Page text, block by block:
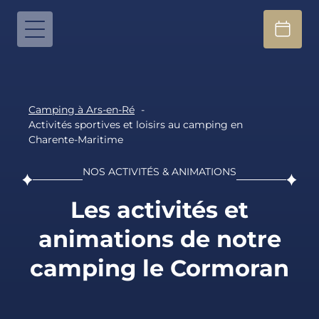
Camping à Ars-en-Ré
Activités sportives et loisirs au camping en
Charente-Maritime
NOS ACTIVITÉS & ANIMATIONS
Les activités et
animations de notre
camping le Cormoran